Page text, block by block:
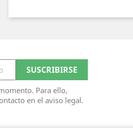
Para ello,
en el aviso legal.